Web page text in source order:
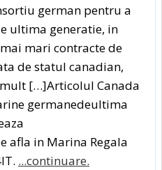
german pentru a
ultima generatie, in
mari contracte de
de statul canadian,
[…]Articolul Canada
germanedeultima
afla in Marina Regala
...continuare.